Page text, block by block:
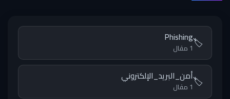
🏷️
Phishing
1 مقال
🏷️أمن_البريد_الإلكتروني
1 مقال